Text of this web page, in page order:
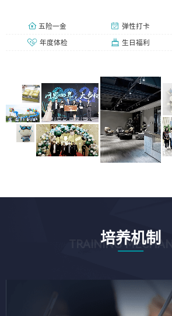
五险一金 弹性打卡
年度体检 生日福利
培养机制
TRAINING